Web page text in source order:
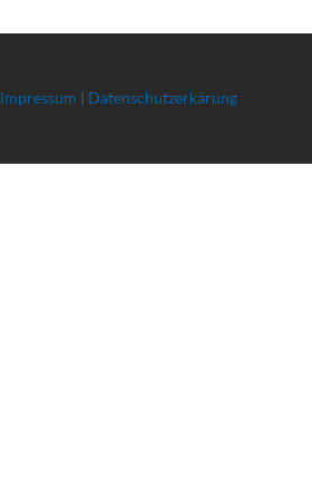
Impressum | Datenschutzerkärung